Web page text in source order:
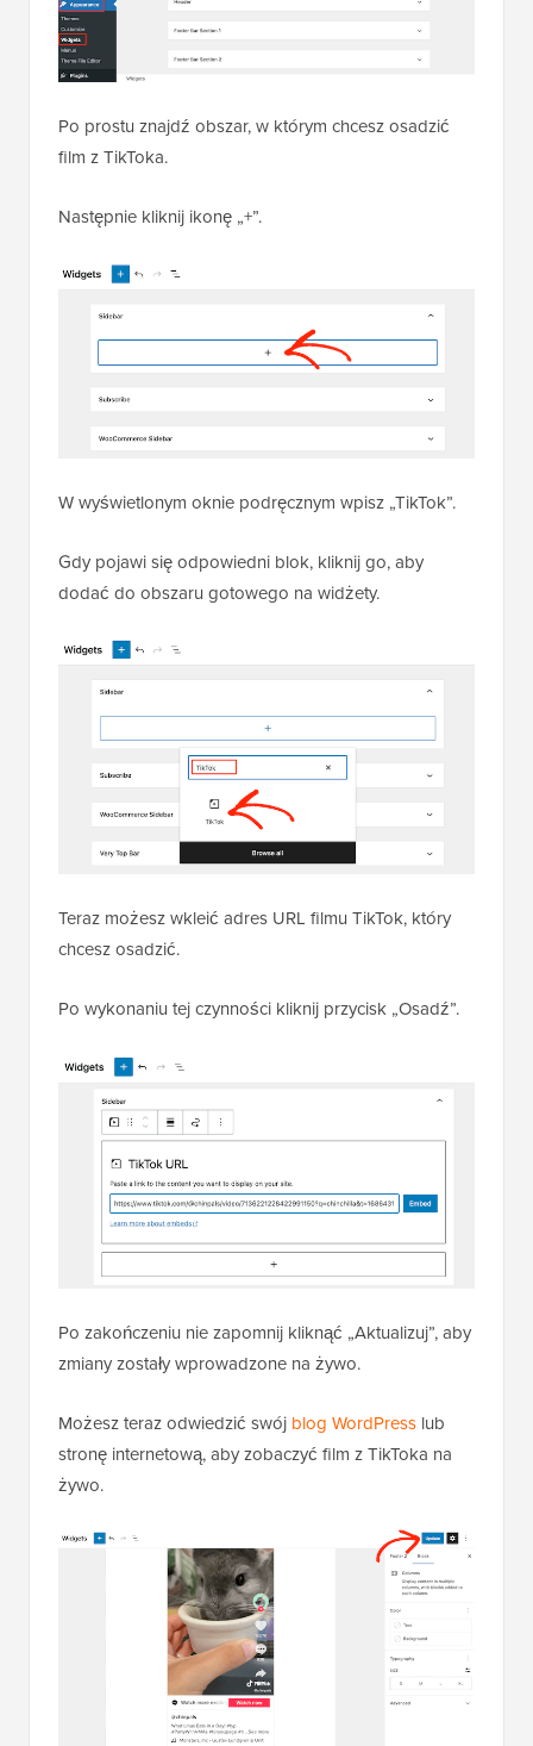
Po prostu znajdź obszar, w którym chcesz osadzić
film z TikToka.
Następnie kliknij ikonę „+”.
W wyświetlonym oknie podręcznym wpisz „TikTok”.
Gdy pojawi się odpowiedni blok, kliknij go, aby
dodać do obszaru gotowego na widżety.
Teraz możesz wkleić adres URL filmu TikTok, który
chcesz osadzić.
Po wykonaniu tej czynności kliknij przycisk „Osadź”.
Po zakończeniu nie zapomnij kliknąć „Aktualizuj”, aby
zmiany zostały wprowadzone na żywo.
Możesz teraz odwiedzić swój blog WordPress lub
stronę internetową, aby zobaczyć film z TikToka na
żywo.